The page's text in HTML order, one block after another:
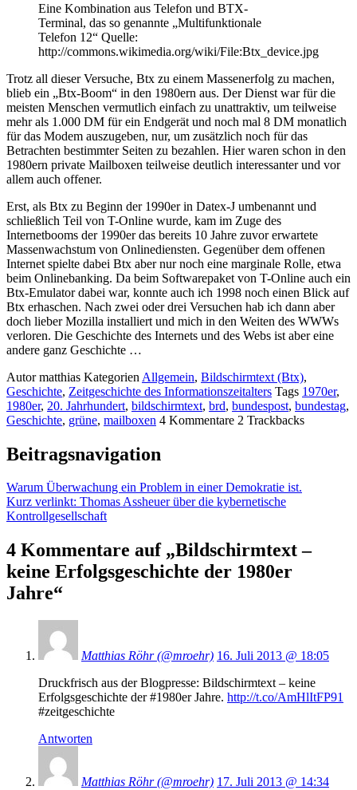
Eine Kombination aus Telefon und BTX-
Terminal, das so genannte „Multifunktionale
Telefon 12“ Quelle:
http://commons.wikimedia.org/wiki/File:Btx_device.jpg
Trotz all dieser Versuche, Btx zu einem Massenerfolg zu machen,
blieb ein „Btx-Boom“ in den 1980ern aus. Der Dienst war für die
meisten Menschen vermutlich einfach zu unattraktiv, um teilweise
mehr als 1.000 DM für ein Endgerät und noch mal 8 DM monatlich
für das Modem auszugeben, nur, um zusätzlich noch für das
Betrachten bestimmter Seiten zu bezahlen. Hier waren schon in den
1980ern private Mailboxen teilweise deutlich interessanter und vor
allem auch offener.
Erst, als Btx zu Beginn der 1990er in Datex-J umbenannt und
schließlich Teil von T-Online wurde, kam im Zuge des
Internetbooms der 1990er das bereits 10 Jahre zuvor erwartete
Massenwachstum von Onlinediensten. Gegenüber dem offenen
Internet spielte dabei Btx aber nur noch eine marginale Rolle, etwa
beim Onlinebanking. Da beim Softwarepaket von T-Online auch ein
Btx-Emulator dabei war, konnte auch ich 1998 noch einen Blick auf
Btx erhaschen. Nach zwei oder drei Versuchen hab ich dann aber
doch lieber Mozilla installiert und mich in den Weiten des WWWs
verloren. Die Geschichte des Internets und des Webs ist aber eine
andere ganz Geschichte …
Autormatthias Kategorien Allgemein, Bildschirmtext (Btx),
Geschichte, Zeitgeschichte des Informationszeitalters Tags 1970er,
1980er, 20. Jahrhundert, bildschirmtext, brd, bundespost, bundestag,
Geschichte, grüne, mailboxen 4 Kommentare 2 Trackbacks
Beitragsnavigation
Warum Überwachung ein Problem in einer Demokratie ist.
Kurz verlinkt: Thomas Assheuer über die kybernetische
Kontrollgesellschaft
4 Kommentare auf „Bildschirmtext –
keine Erfolgsgeschichte der 1980er
Jahre“
Matthias Röhr (@mroehr) 16. Juli 2013 @ 18:05
Druckfrisch aus der Blogpresse: Bildschirmtext – keine
Erfolgsgeschichte der #1980er Jahre. http://t.co/AmHlItFP91
#zeitgeschichte
Antworten
Matthias Röhr (@mroehr) 17. Juli 2013 @ 14:34